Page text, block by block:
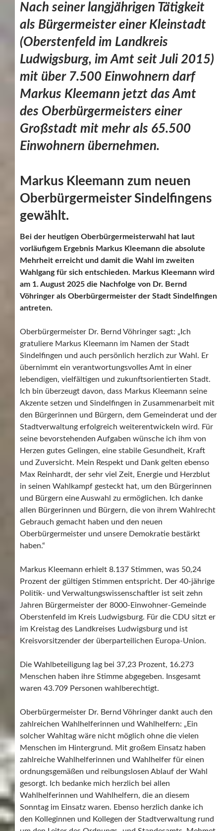
Nach seiner langjährigen Tätigkeit
als Bürgermeister einer Kleinstadt
(Oberstenfeld im Landkreis
Ludwigsburg, im Amt seit Juli 2015)
mit über 7.500 Einwohnern darf
Markus Kleemann jetzt das Amt
des Oberbürgermeisters einer
Großstadt mit mehr als 65.500
Einwohnern übernehmen.
Markus Kleemann zum neuen
Oberbürgermeister Sindelfingens
gewählt.
Bei der heutigen Oberbürgermeisterwahl hat laut
vorläufigem Ergebnis Markus Kleemann die absolute
Mehrheit erreicht und damit die Wahl im zweiten
Wahlgang für sich entschieden. Markus Kleemann wird
am 1. August 2025 die Nachfolge von Dr. Bernd
Vöhringer als Oberbürgermeister der Stadt Sindelfingen
antreten.
Oberbürgermeister Dr. Bernd Vöhringer sagt: „Ich
gratuliere Markus Kleemann im Namen der Stadt
Sindelfingen und auch persönlich herzlich zur Wahl. Er
übernimmt ein verantwortungsvolles Amt in einer
lebendigen, vielfältigen und zukunftsorientierten Stadt.
Ich bin überzeugt davon, dass Markus Kleemann seine
Akzente setzen und Sindelfingen in Zusammenarbeit mit
den Bürgerinnen und Bürgern, dem Gemeinderat und der
Stadtverwaltung erfolgreich weiterentwickeln wird. Für
seine bevorstehenden Aufgaben wünsche ich ihm von
Herzen gutes Gelingen, eine stabile Gesundheit, Kraft
und Zuversicht. Mein Respekt und Dank gelten ebenso
Max Reinhardt, der sehr viel Zeit, Energie und Herzblut
in seinen Wahlkampf gesteckt hat, um den Bürgerinnen
und Bürgern eine Auswahl zu ermöglichen. Ich danke
allen Bürgerinnen und Bürgern, die von ihrem Wahlrecht
Gebrauch gemacht haben und den neuen
Oberbürgermeister und unsere Demokratie bestärkt
haben.“
Markus Kleemann erhielt 8.137 Stimmen, was 50,24
Prozent der gültigen Stimmen entspricht. Der 40-jährige
Politik- und Verwaltungswissenschaftler ist seit zehn
Jahren Bürgermeister der 8000-Einwohner-Gemeinde
Oberstenfeld im Kreis Ludwigsburg. Für die CDU sitzt er
im Kreistag des Landkreises Ludwigsburg und ist
Kreisvorsitzender der überparteilichen Europa-Union.
Die Wahlbeteiligung lag bei 37,23 Prozent, 16.273
Menschen haben ihre Stimme abgegeben. Insgesamt
waren 43.709 Personen wahlberechtigt.
Oberbürgermeister Dr. Bernd Vöhringer dankt auch den
zahlreichen Wahlhelferinnen und Wahlhelfern: „Ein
solcher Wahltag wäre nicht möglich ohne die vielen
Menschen im Hintergrund. Mit großem Einsatz haben
zahlreiche Wahlhelferinnen und Wahlhelfer für einen
ordnungsgemäßen und reibungslosen Ablauf der Wahl
gesorgt. Ich bedanke mich herzlich bei allen
Wahlhelferinnen und Wahlhelfern, die an diesem
Sonntag im Einsatz waren. Ebenso herzlich danke ich
den Kolleginnen und Kollegen der Stadtverwaltung rund